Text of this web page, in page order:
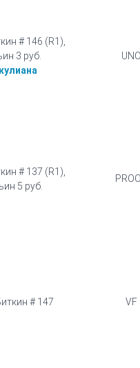
# 146 (R1),
3 руб.
UNC
# 137 (R1),
5 руб.
# 147 VF